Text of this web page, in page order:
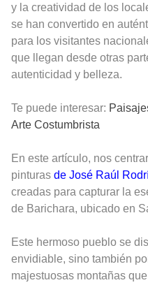
y la creatividad de los
se han convertido en
para los visitantes
que llegan desde otras
autenticidad y belleza.
Te puede interesar:
Arte Costumbrista
En este artículo, nos
pinturas de José Raúl
creadas para capturar la
de Barichara, ubicado en
Este hermoso pueblo se
envidiable, sino también
majestuosas montañas